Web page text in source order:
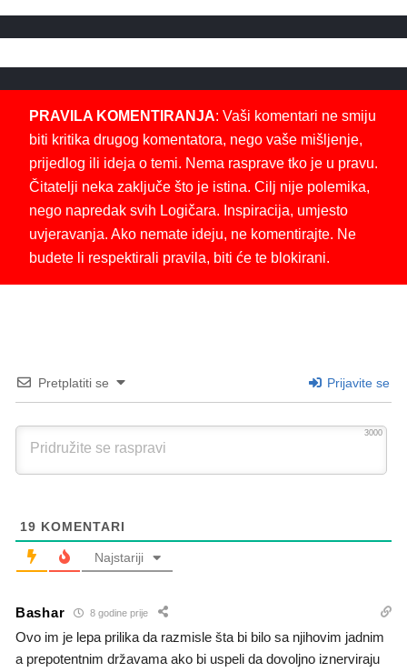
PRAVILA KOMENTIRANJA: Vaši komentari ne smiju
biti kritika drugog komentatora, nego vaše mišljenje,
prijedlog ili ideja o temi. Nema rasprave tko je u pravu.
Čitatelji neka zaključe što je istina. Cilj nije polemika,
nego napredak svih Logičara. Inspiracija, umjesto
uvjeravanja. Ako nemate ideju, ne komentirajte. Ne
budete li respektirali pravila, biti će te blokirani.
Pretplatiti se Prijavite se
3000
19 KOMENTARI
Najstariji
Bashar 8 godine prije
Ovo im je lepa prilika da razmisle šta bi bilo sa njihovim jadnim
a prepotentnim državama ako bi uspeli da dovoljno iznerviraju